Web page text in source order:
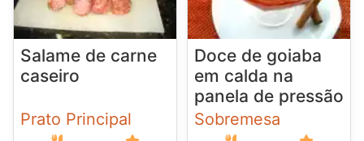
Salame de carne
caseiro
Prato Principal
Doce de goiaba
em calda na
panela de pressão
Sobremesa